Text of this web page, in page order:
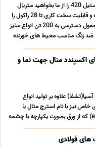
بهترین قیمت میلگرد استنلس استیل 420 را از ما بخواهید متریال
420 از گروه فلزات مارتنزیتی بوده و قابلیت سخت کاری تا 28 راکول را
دارد پوریا استیل پایدار به روال معمول دسترسی به 200 تن انواع سایز
این آلیاژ ضد زنگ مناسب محیط های خورنده
اکسپندد متال جهت نما و
علاوه بر تولید انواع
خاص نیز با نام استرچ متال یا
اکسپندد متال(expanded metal) که از ورق بصورت یکپارچه با چشمه
گردد را به تولیدات خود افزوده
از جنس ... ...
های فولادی